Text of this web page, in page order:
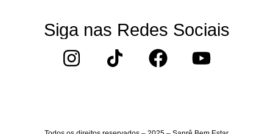
Siga nas Redes Sociais